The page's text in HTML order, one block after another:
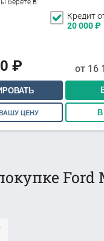
берете в:
Кредит
20 000₽
₽ от 16
ЦЕНУ
Ford